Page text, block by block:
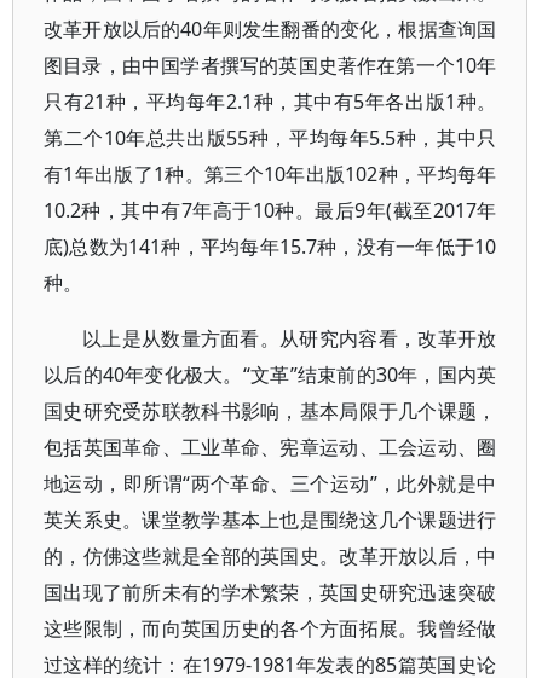
改革开放以后的40年则发生翻番的变化，根据查询国
图目录，由中国学者撰写的英国史著作在第一个10年
只有21种，平均每年2.1种，其中有5年各出版1种。
第二个10年总共出版55种，平均每年5.5种，其中只
有1年出版了1种。第三个10年出版102种，平均每年
10.2种，其中有7年高于10种。最后9年(截至2017年
底)总数为141种，平均每年15.7种，没有一年低于10
种。
以上是从数量方面看。从研究内容看，改革开放
以后的40年变化极大。“文革”结束前的30年，国内英
国史研究受苏联教科书影响，基本局限于几个课题，
包括英国革命、工业革命、宪章运动、工会运动、圈
地运动，即所谓“两个革命、三个运动”，此外就是中
英关系史。课堂教学基本上也是围绕这几个课题进行
的，仿佛这些就是全部的英国史。改革开放以后，中
国出现了前所未有的学术繁荣，英国史研究迅速突破
这些限制，而向英国历史的各个方面拓展。我曾经做
过这样的统计：在1979-1981年发表的85篇英国史论